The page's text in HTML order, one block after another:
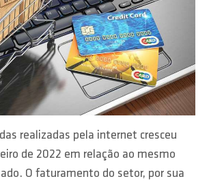
realizadas pela internet cresceu
de 2022 em relação ao mesmo
O faturamento do setor, por sua